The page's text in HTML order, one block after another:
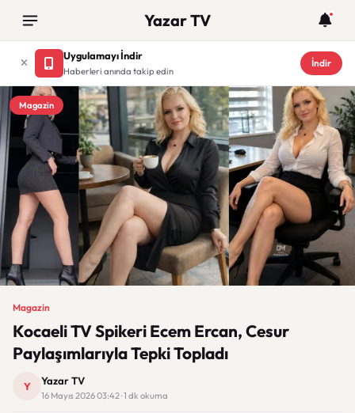
Yazar TV
Uygulamayı İndir
Haberleri anında takip edin
İndir
Magazin
Magazin
Kocaeli TV Spikeri Ecem Ercan, Cesur
Paylaşımlarıyla Tepki Topladı
Y Yazar TV
16 Mayıs 2026 03:42 · 1 dk okuma